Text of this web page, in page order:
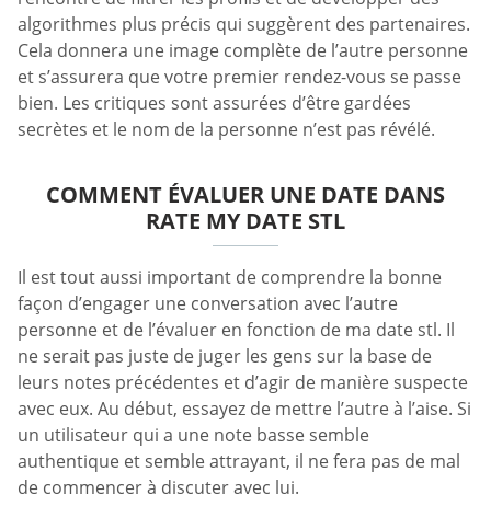
algorithmes plus précis qui suggèrent des partenaires.
Cela donnera une image complète de l’autre personne
et s’assurera que votre premier rendez-vous se passe
bien. Les critiques sont assurées d’être gardées
secrètes et le nom de la personne n’est pas révélé.
COMMENT ÉVALUER UNE DATE DANS
RATE MY DATE STL
Il est tout aussi important de comprendre la bonne
façon d’engager une conversation avec l’autre
personne et de l’évaluer en fonction de ma date stl. Il
ne serait pas juste de juger les gens sur la base de
leurs notes précédentes et d’agir de manière suspecte
avec eux. Au début, essayez de mettre l’autre à l’aise. Si
un utilisateur qui a une note basse semble
authentique et semble attrayant, il ne fera pas de mal
de commencer à discuter avec lui.